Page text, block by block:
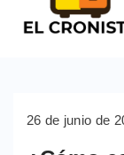
26 de junio de